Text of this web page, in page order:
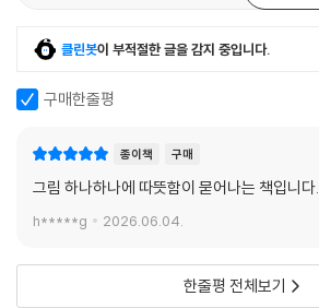
클린봇이 부적절한 글을 감지 중입니다.
구매한줄평
종이책 구매
그림 하나하나에 따뜻함이 묻어나는 책입니다.
h*****g 2026.06.04.
한줄평 전체보기